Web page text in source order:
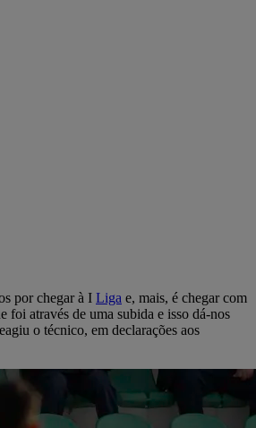
por chegar à I Liga e, mais, é chegar com
foi através de uma subida e isso dá-nos
o técnico, em declarações aos